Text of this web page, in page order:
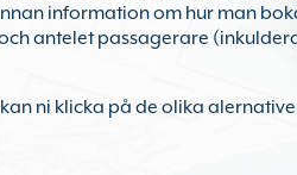
information om hur man
antelet passagerare
ni klicka på de olika